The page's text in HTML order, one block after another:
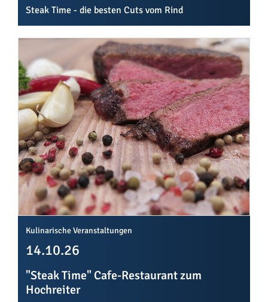
Steak Time - die besten Cuts vom Rind
Kulinarische Veranstaltungen
14.10.26
"Steak Time" Cafe-Restaurant zum
Hochreiter